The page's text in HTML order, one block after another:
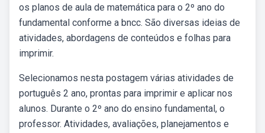
os planos de aula de matemática para o 2º ano do
fundamental conforme a bncc. São diversas ideias de
atividades, abordagens de conteúdos e folhas para
imprimir.
Selecionamos nesta postagem várias atividades de
português 2 ano, prontas para imprimir e aplicar nos
alunos. Durante o 2º ano do ensino fundamental, o
professor. Atividades, avaliações, planejamentos e